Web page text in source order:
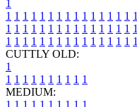
1
1 1 1 1 1 1 1 1 1 1 1 1 1 1 1 1
1 1 1 1 1 1 1 1 1 1 1 1 1 1 1 1
1 1 1 1 1 1 1 1 1 1 1 1 1 1 1 1
CUTTLY OLD:
1
1 1 1 1 1 1 1 1 1 1
MEDIUM:
1 1 1 1 1 1 1 1 1 1